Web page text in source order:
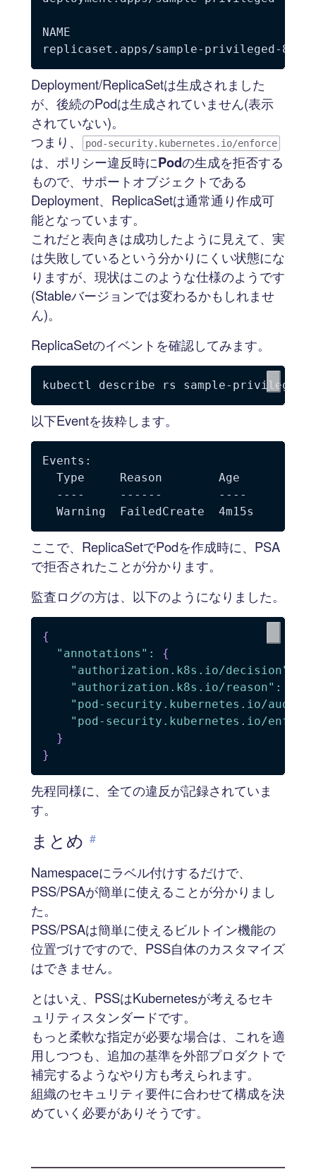
NAME
Deployment/ReplicaSetは生成されました
が、後続のPodは生成されていません(表示
されていない)。
つまり、
pod-security.kubernetes.io/enforce
は、ポリシー違反時にPodの生成を拒否する
もので、サポートオブジェクトである
Deployment、ReplicaSetは通常通り作成可
能となっています。
これだと表向きは成功したように見えて、実
は失敗しているという分かりにくい状態にな
りますが、現状はこのような仕様のようです
(Stableバージョンでは変わるかもしれませ
ん)。
ReplicaSetのイベントを確認してみます。
以下Eventを抜粋します。
Events:
Type     Reason        Age
----     ------        ----
ここで、ReplicaSetでPodを作成時に、PSA
で拒否されたことが分かります。
監査ログの方は、以下のようになりました。
{
"annotations" :
{
"authorization.k8s.io/decision"
"authorization.k8s.io/reason" :
"pod-security.kubernetes.io/
"pod-security.kubernetes.io/
}
}
先程同様に、全ての違反が記録されていま
す。
まとめ #
Namespaceにラベル付けするだけで、
PSS/PSAが簡単に使えることが分かりまし
た。
PSS/PSAは簡単に使えるビルトイン機能の
位置づけですので、PSS自体のカスタマイズ
はできません。
とはいえ、PSSはKubernetesが考えるセキ
ュリティスタンダードです。
もっと柔軟な指定が必要な場合は、これを適
用しつつも、追加の基準を外部プロダクトで
補完するようなやり方も考えられます。
組織のセキュリティ要件に合わせて構成を決
めていく必要がありそうです。